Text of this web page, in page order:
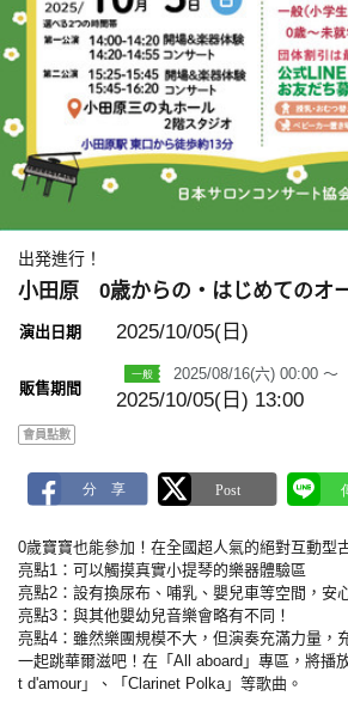
出発進行！
小田原 0歳からの・はじめてのオ
演出日期 2025/10/05(日)
販售期間
2025/08/16(六) 00:00 ～
2025/10/05(日) 13:00
會員點數
0歲寶寶也能參加！在全國超人氣的絕對互動型
亮點1：可以觸摸真實小提琴的樂器體驗區
亮點2：設有換尿布、哺乳、嬰兒車等空間，安
亮點3：與其他嬰幼兒音樂會略有不同！
亮點4：雖然樂團規模不大，但演奏充滿力量，
一起跳華爾滋吧！在「All aboard」專區，將播
t d'amour」、「Clarinet Polka」等歌曲。